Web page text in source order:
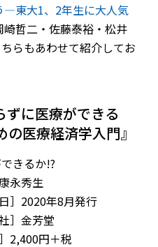
—東大1、2年生に大人気
崎哲二・佐藤泰裕・松井
らもあわせて紹介してお
ずに医療ができる
医療経済学入門』
きるか!?
永秀生
日］2020年8月発行
］金芳堂
］2,400円＋税